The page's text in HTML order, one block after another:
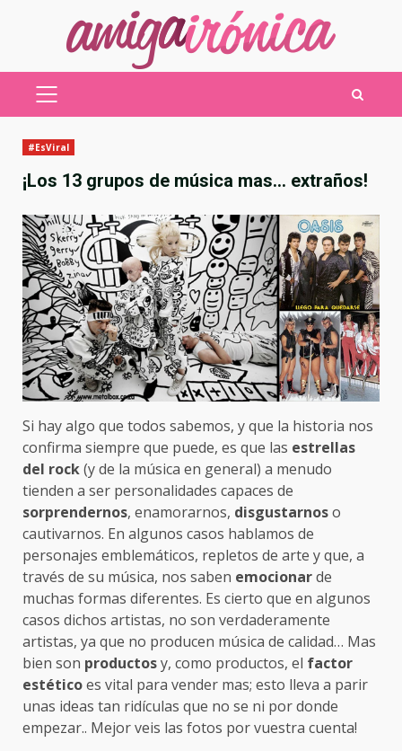
MENÚ
#EsViral
¡Los 13 grupos de música mas… extraños!
Si hay algo que todos sabemos, y que la historia nos
confirma siempre que puede, es que las estrellas
del rock(y de la música en general) a menudo
tienden a ser personalidades capaces de
sorprendernos, enamorarnos, disgustarnoso
cautivarnos. En algunos casos hablamos de
personajes emblemáticos, repletos de arte y que, a
través de su música, nos saben emocionarde
muchas formas diferentes. Es cierto que en algunos
casos dichos artistas, no son verdaderamente
artistas, ya que no producen música de calidad… Mas
bien son productosy, como productos, el factor
estéticoes vital para vender mas; esto lleva a parir
unas ideas tan ridículas que no se ni por donde
empezar.. Mejor veis las fotos por vuestra cuenta!